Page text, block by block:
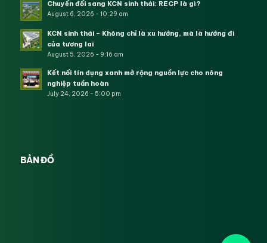
Chuyển đổi sang KCN sinh thái: RECP là gì?
August 6, 2026 - 10:29 am
KCN sinh thái – Không chỉ là xu hướng, mà là hướng đi
của tương lai
August 5, 2026 - 9:16 am
Kết nối tín dụng xanh mở rộng nguồn lực cho nông
nghiệp tuần hoàn
July 24, 2026 - 5:00 pm
BẢN ĐỒ